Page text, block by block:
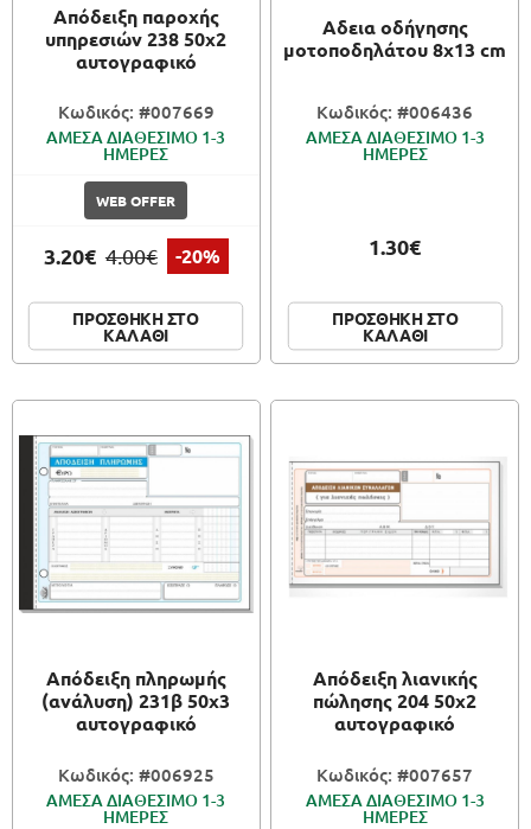
Απόδειξη παροχής
υπηρεσιών 238 50x2
αυτογραφικό
Κωδικός: #007669
ΑΜΕΣΑ ΔΙΑΘΕΣΙΜΟ 1-3
ΗΜΕΡΕΣ
WEB OFFER
3.20€ 4.00€ -20%
ΠΡΟΣΘΗΚΗ ΣΤΟ
ΚΑΛΑΘΙ
Αδεια οδήγησης
μοτοποδηλάτου 8x13 cm
Κωδικός: #006436
ΑΜΕΣΑ ΔΙΑΘΕΣΙΜΟ 1-3
ΗΜΕΡΕΣ
1.30€
ΠΡΟΣΘΗΚΗ ΣΤΟ
ΚΑΛΑΘΙ
Απόδειξη πληρωμής
(ανάλυση) 231β 50x3
αυτογραφικό
Κωδικός: #006925
ΑΜΕΣΑ ΔΙΑΘΕΣΙΜΟ 1-3
ΗΜΕΡΕΣ
Απόδειξη λιανικής
πώλησης 204 50x2
αυτογραφικό
Κωδικός: #007657
ΑΜΕΣΑ ΔΙΑΘΕΣΙΜΟ 1-3
ΗΜΕΡΕΣ